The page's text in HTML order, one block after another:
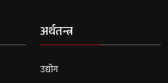
अर्थतन्त्र
उद्योग